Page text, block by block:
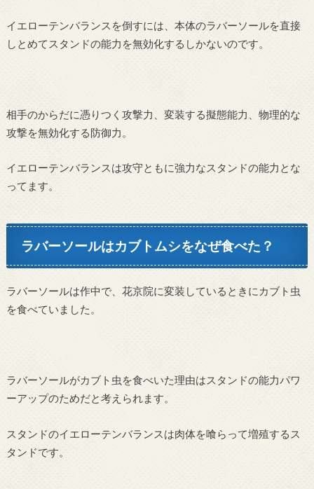
イエローテンバランスを倒すには、本体のラバーソールを直接
しとめてスタンドの能力を無効化するしかないのです。
相手のからだに憑りつく攻撃力、変装する擬態能力、物理的な
攻撃を無効化する防御力。
イエローテンバランスは攻守ともに強力なスタンドの能力とな
ってます。
ラバーソールはカブトムシをなぜ食べた？
ラバーソールは作中で、花京院に変装しているときにカブト虫
を食べていました。
ラバーソールがカブト虫を食べいた理由はスタンドの能力パワ
ーアップのためだと考えられます。
スタンドのイエローテンバランスは肉体を喰らって増殖するス
タンドです。